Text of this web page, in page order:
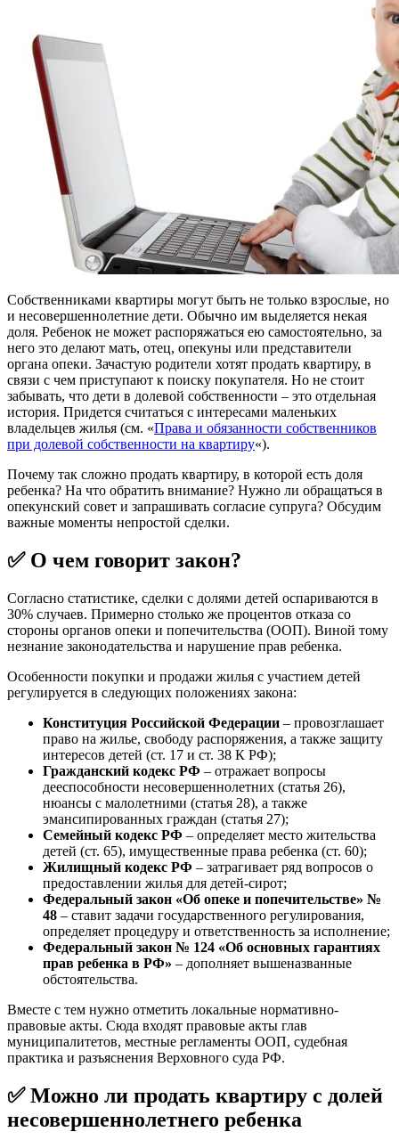
Собственниками квартиры могут быть не только взрослые, но
и несовершеннолетние дети. Обычно им выделяется некая
доля. Ребенок не может распоряжаться ею самостоятельно, за
него это делают мать, отец, опекуны или представители
органа опеки. Зачастую родители хотят продать квартиру, в
связи с чем приступают к поиску покупателя. Но не стоит
забывать, что дети в долевой собственности – это отдельная
история. Придется считаться с интересами маленьких
владельцев жилья (см. «Права и обязанности собственников
при долевой собственности на квартиру«).
Почему так сложно продать квартиру, в которой есть доля
ребенка? На что обратить внимание? Нужно ли обращаться в
опекунский совет и запрашивать согласие супруга? Обсудим
важные моменты непростой сделки.
✅ О чем говорит закон?
Согласно статистике, сделки с долями детей оспариваются в
30% случаев. Примерно столько же процентов отказа со
стороны органов опеки и попечительства (ООП). Виной тому
незнание законодательства и нарушение прав ребенка.
Особенности покупки и продажи жилья с участием детей
регулируется в следующих положениях закона:
Конституция Российской Федерации – провозглашает
право на жилье, свободу распоряжения, а также защиту
интересов детей (ст. 17 и ст. 38 К РФ);
Гражданский кодекс РФ – отражает вопросы
дееспособности несовершеннолетних (статья 26),
нюансы с малолетними (статья 28), а также
эмансипированных граждан (статья 27);
Семейный кодекс РФ – определяет место жительства
детей (ст. 65), имущественные права ребенка (ст. 60);
Жилищный кодекс РФ – затрагивает ряд вопросов о
предоставлении жилья для детей-сирот;
Федеральный закон «Об опеке и попечительстве» №
48 – ставит задачи государственного регулирования,
определяет процедуру и ответственность за исполнение;
Федеральный закон № 124 «Об основных гарантиях
прав ребенка в РФ» – дополняет вышеназванные
обстоятельства.
Вместе с тем нужно отметить локальные нормативно-
правовые акты. Сюда входят правовые акты глав
муниципалитетов, местные регламенты ООП, судебная
практика и разъяснения Верховного суда РФ.
✅ Можно ли продать квартиру с долей
несовершеннолетнего ребенка